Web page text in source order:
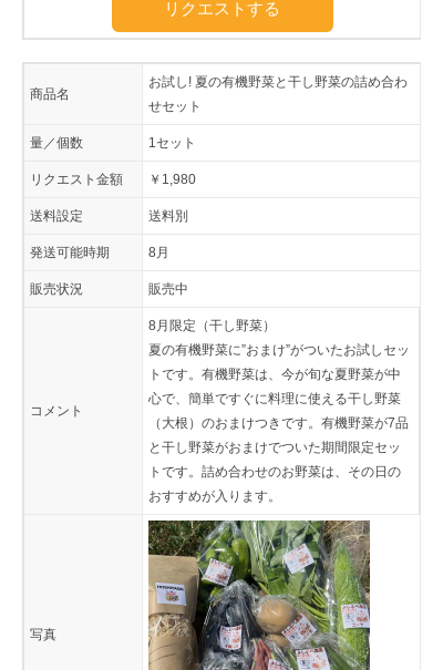
リクエストする
商品名
お試し! 夏の有機野菜と干し野菜の詰め合わ
せセット
量／個数 1セット
リクエスト金額 ￥1,980
送料設定 送料別
発送可能時期 8月
販売状況 販売中
コメント
8月限定（干し野菜）
夏の有機野菜に”おまけ”がついたお試しセッ
トです。有機野菜は、今が旬な夏野菜が中
心で、簡単ですぐに料理に使える干し野菜
（大根）のおまけつきです。有機野菜が7品
と干し野菜がおまけでついた期間限定セッ
トです。詰め合わせのお野菜は、その日の
おすすめが入ります。
写真